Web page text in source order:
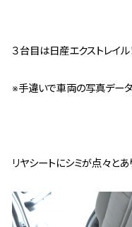
３台目は日産エクストレイル
※手違いで車両の写真デー
リヤシートにシミが点々と